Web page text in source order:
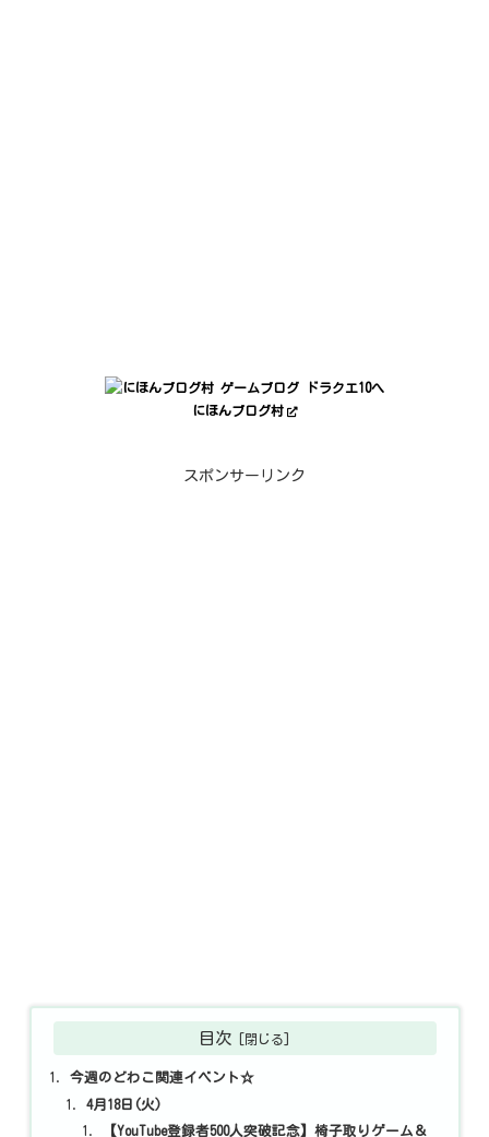
にほんブログ村
スポンサーリンク
目次
今週のどわこ関連イベント☆
4月18日(火)
【YouTube登録者500人突破記念】椅子取りゲーム＆